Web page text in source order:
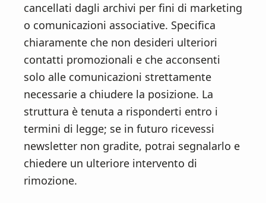
cancellati dagli archivi per fini di marketing
o comunicazioni associative. Specifica
chiaramente che non desideri ulteriori
contatti promozionali e che acconsenti
solo alle comunicazioni strettamente
necessarie a chiudere la posizione. La
struttura è tenuta a risponderti entro i
termini di legge; se in futuro ricevessi
newsletter non gradite, potrai segnalarlo e
chiedere un ulteriore intervento di
rimozione.